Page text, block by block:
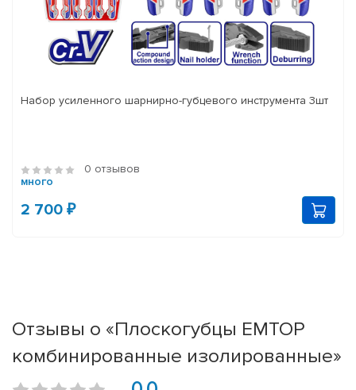
Набор усиленного шарнирно-губцевого инструмента 3шт
0 отзывов
много
2 700 ₽
Отзывы о «Плоскогубцы EMTOP
комбинированные изолированные»